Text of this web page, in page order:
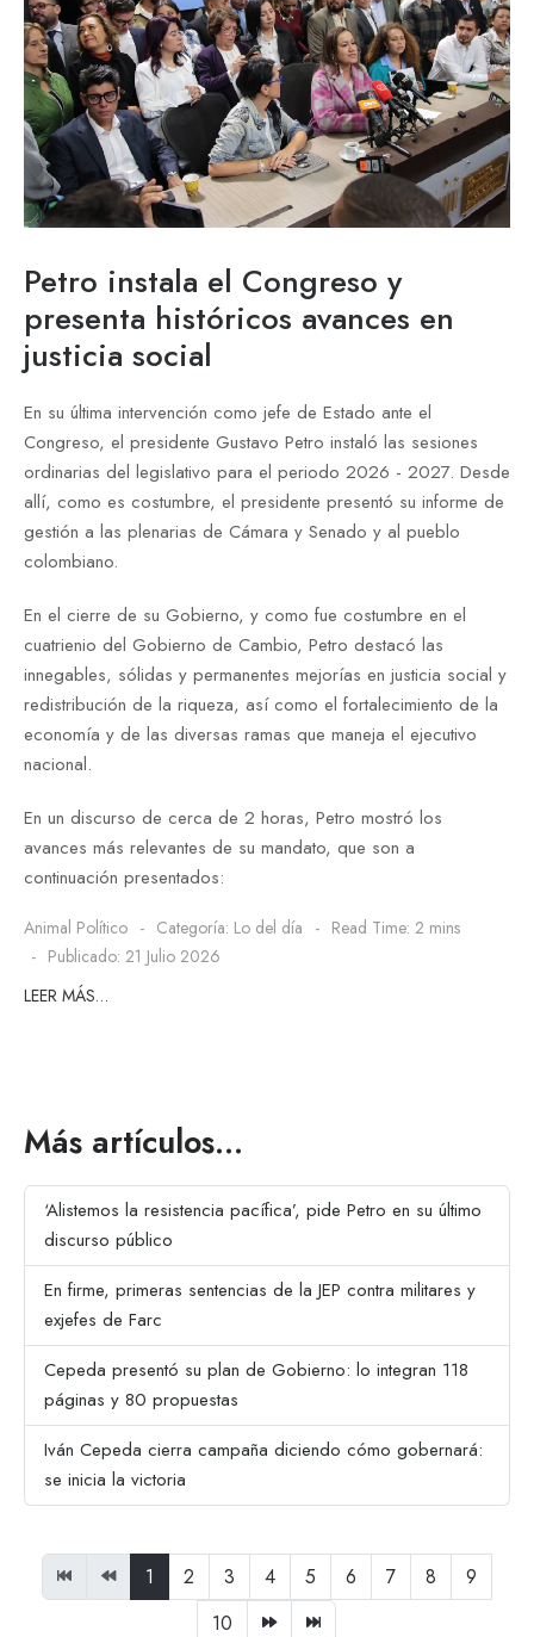
Petro instala el Congreso y
presenta históricos avances en
justicia social
En su última intervención como jefe de Estado ante el
Congreso, el presidente Gustavo Petro instaló las sesiones
ordinarias del legislativo para el periodo 2026 - 2027. Desde
allí, como es costumbre, el presidente presentó su informe de
gestión a las plenarias de Cámara y Senado y al pueblo
colombiano.
En el cierre de su Gobierno, y como fue costumbre en el
cuatrienio del Gobierno de Cambio, Petro destacó las
innegables, sólidas y permanentes mejorías en justicia social y
redistribución de la riqueza, así como el fortalecimiento de la
economía y de las diversas ramas que maneja el ejecutivo
nacional.
En un discurso de cerca de 2 horas, Petro mostró los
avances más relevantes de su mandato, que son a
continuación presentados:
Animal Político Categoría: Lo del día
Read Time: 2 mins
Publicado: 21 Julio 2026
LEER MÁS…
Más artículos…
‘Alistemos la resistencia pacífica’, pide Petro en su último
discurso público
En firme, primeras sentencias de la JEP contra militares y
exjefes de Farc
Cepeda presentó su plan de Gobierno: lo integran 118
páginas y 80 propuestas
Iván Cepeda cierra campaña diciendo cómo gobernará:
se inicia la victoria
1 2 3 4 5 6 7 8
9
10